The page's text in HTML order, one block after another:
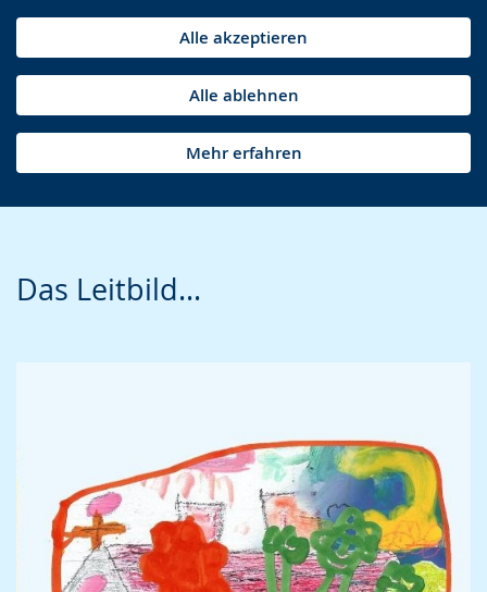
Alle akzeptieren
Alle ablehnen
Mehr erfahren
Das Leitbild...